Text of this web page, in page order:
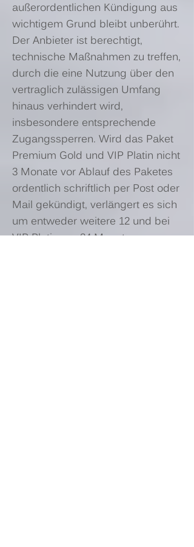
außerordentlichen Kündigung aus
wichtigem Grund bleibt unberührt.
Der Anbieter ist berechtigt,
technische Maßnahmen zu treffen,
durch die eine Nutzung über den
vertraglich zulässigen Umfang
hinaus verhindert wird,
insbesondere entsprechende
Zugangssperren. Wird das Paket
Premium Gold und VIP Platin nicht
3 Monate vor Ablauf des Paketes
ordentlich schriftlich per Post oder
Mail gekündigt, verlängert es sich
um entweder weitere 12 und bei
VIP Platin um 24 Monate.